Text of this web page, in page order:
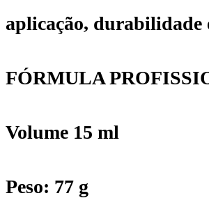
aplicação, durabilidade
FÓRMULA
Volume 15 ml
Peso: 77 g